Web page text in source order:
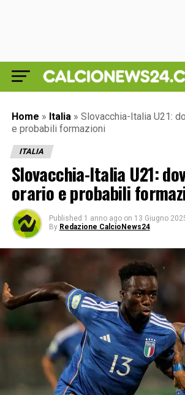
Home » Italia » Slovacchia-Italia U21:
e probabili formazioni
ITALIA
Slovacchia-Italia U21:
orario e probabili
Published 1 anno ago on 13 Giugno
By Redazione CalcioNews24